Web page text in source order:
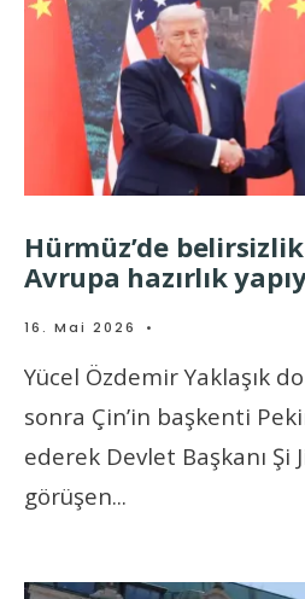
Hürmüz’de
Avrupa hazırlık
16. Mai 2026 •
Yücel Özdemir Yaklaşık
sonra Çin’in başkenti
ederek Devlet Başkanı Şi
görüşen...